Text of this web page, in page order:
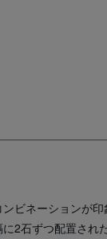
ビネーションが
2石ずつ配置さ